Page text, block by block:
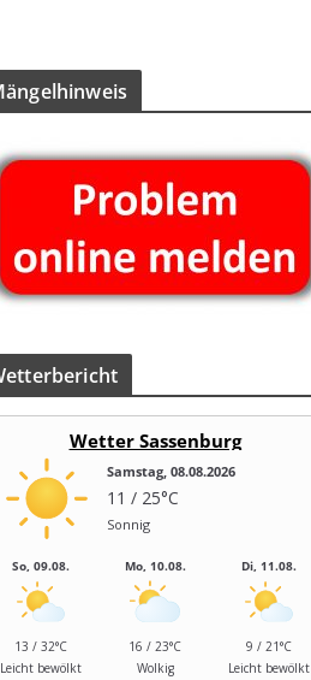
Wetter Sassenburg
Samstag, 08.08.2026
11 / 25°C
Sonnig
So, 09.08.
13 / 32°C
Leicht bewölkt
Mo, 10.08.
16 / 23°C
Wolkig
Di, 11.08.
9 / 21°C
Leicht bewölkt